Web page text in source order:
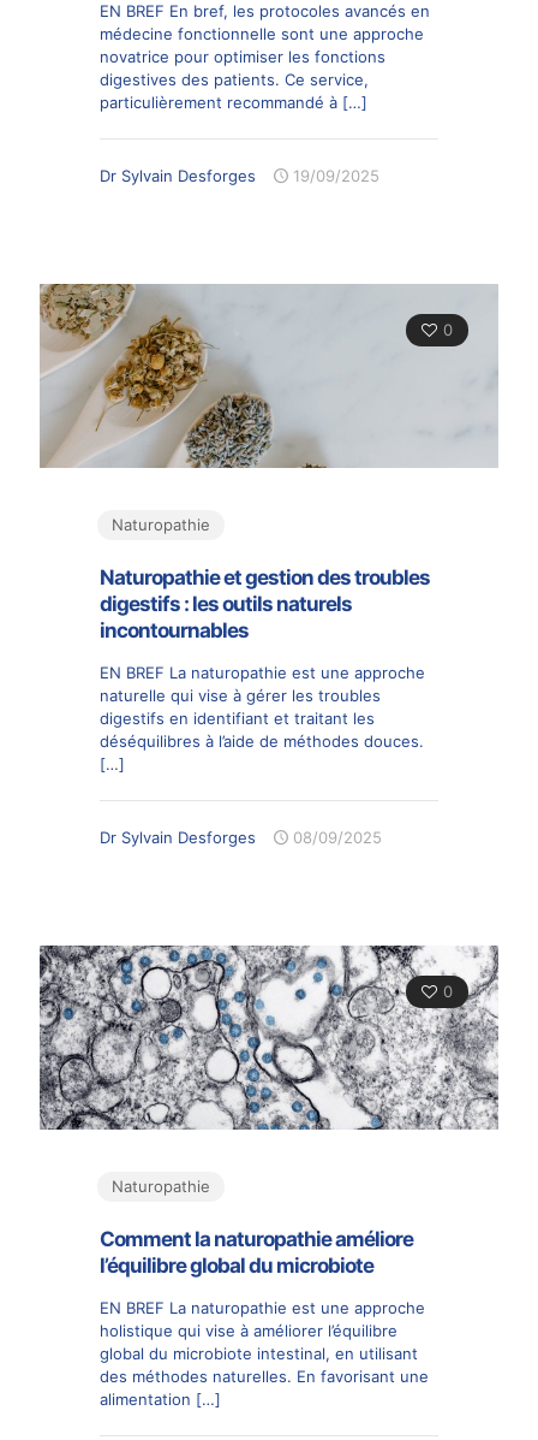
EN BREF En bref, les protocoles avancés en
médecine fonctionnelle sont une approche
novatrice pour optimiser les fonctions
digestives des patients. Ce service,
particulièrement recommandé à […]
Dr Sylvain Desforges 19/09/2025
0
Naturopathie
Naturopathie et gestion des troubles
digestifs : les outils naturels
incontournables
EN BREF La naturopathie est une approche
naturelle qui vise à gérer les troubles
digestifs en identifiant et traitant les
déséquilibres à l’aide de méthodes douces.
[…]
Dr Sylvain Desforges 08/09/2025
0
Naturopathie
Comment la naturopathie améliore
l’équilibre global du microbiote
EN BREF La naturopathie est une approche
holistique qui vise à améliorer l’équilibre
global du microbiote intestinal, en utilisant
des méthodes naturelles. En favorisant une
alimentation […]